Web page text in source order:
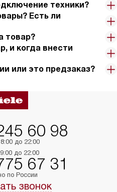
техники?
Есть ли
товар?
и когда внести
или это предзаказ?
60 98
до 22:00
до 22:00
67 31
по России
звонок